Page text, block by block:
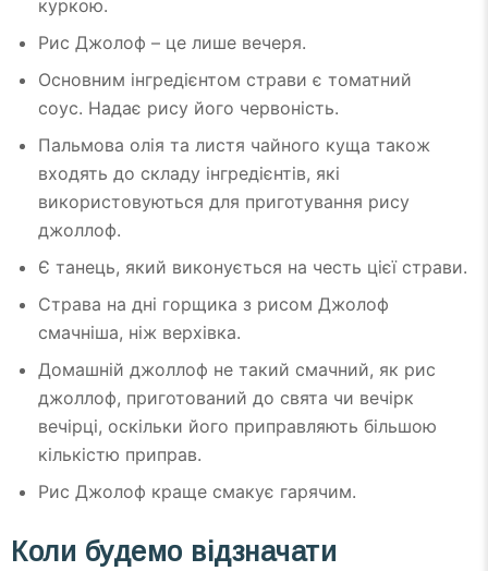
куркою.
Рис Джолоф – це лише вечеря.
Основним інгредієнтом страви є томатний
соус. Надає рису його червоність.
Пальмова олія та листя чайного куща також
входять до складу інгредієнтів, які
використовуються для приготування рису
джоллоф.
Є танець, який виконується на честь цієї страви.
Страва на дні горщика з рисом Джолоф
смачніша, ніж верхівка.
Домашній джоллоф не такий смачний, як рис
джоллоф, приготований до свята чи вечірк
вечірці, оскільки його приправляють більшою
кількістю приправ.
Рис Джолоф краще смакує гарячим.
Коли будемо відзначати